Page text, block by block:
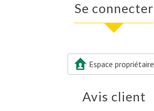
se connecter
Espace propriétaire
avis client